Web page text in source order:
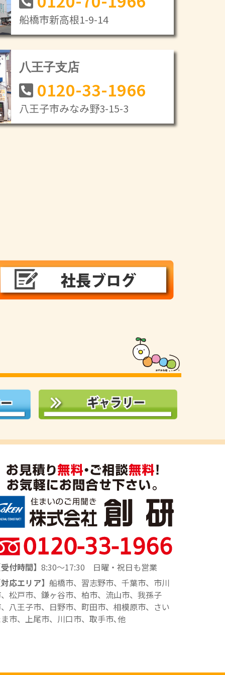
船橋市新高根1-9-14
八王子支店
0120-33-1966
八王子市みなみ野3-15-3
付時間】 8:30～17:30 日曜・祝日も営業
応エリア】 船橋市、習志野市、千葉市、市川
松戸市、鎌ヶ谷市、柏市、流山市、我孫子
八王子市、日野市、町田市、相模原市、さい
市、上尾市、川口市、取手市､他